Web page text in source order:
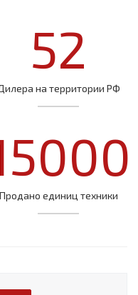
52
на территории РФ
Продано единиц техники